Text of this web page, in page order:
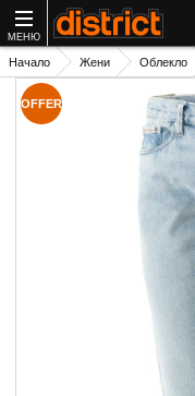
МЕНЮ
Начало Жени Облекло
OFFER